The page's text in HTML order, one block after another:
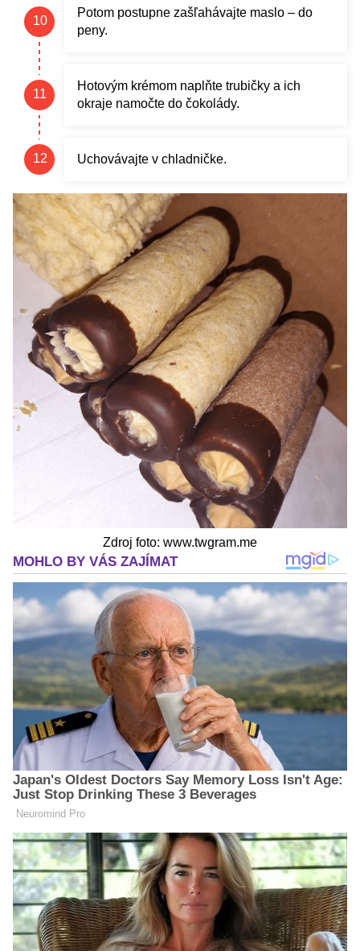
Potom postupne zašľahávajte maslo – do
peny.
Hotovým krémom naplňte trubičky a ich
okraje namočte do čokolády.
Uchovávajte v chladničke.
Zdroj foto: www.twgram.me